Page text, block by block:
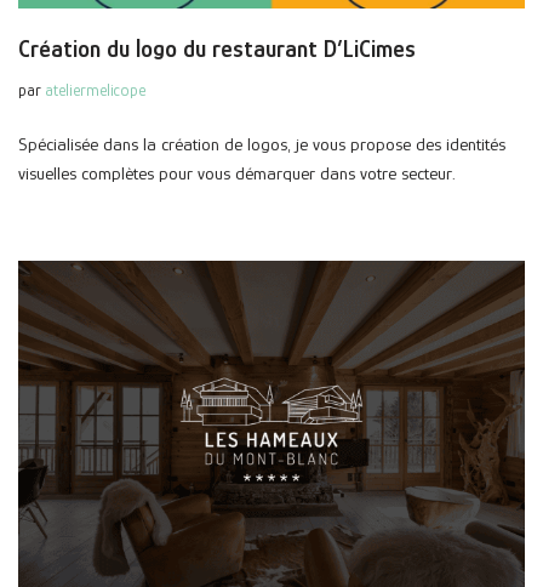
Création du logo du restaurant D’LiCimes
par ateliermelicope
Spécialisée dans la création de logos, je vous propose des identités
visuelles complètes pour vous démarquer dans votre secteur.